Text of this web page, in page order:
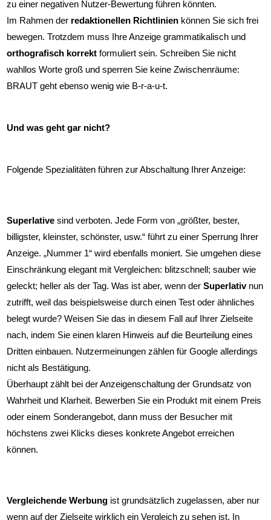
zu einer negativen Nutzer-Bewertung führen könnten.
Im Rahmen der redaktionellen Richtlinien können Sie sich frei
bewegen. Trotzdem muss Ihre Anzeige grammatikalisch und
orthografisch korrekt formuliert sein. Schreiben Sie nicht
wahllos Worte groß und sperren Sie keine Zwischenräume:
BRAUT geht ebenso wenig wie B-r-a-u-t.
Und was geht gar nicht?
Folgende Spezialitäten führen zur Abschaltung Ihrer Anzeige:
Superlative sind verboten. Jede Form von „größter, bester,
billigster, kleinster, schönster, usw.“ führt zu einer Sperrung Ihrer
Anzeige. „Nummer 1“ wird ebenfalls moniert. Sie umgehen diese
Einschränkung elegant mit Vergleichen: blitzschnell; sauber wie
geleckt; heller als der Tag. Was ist aber, wenn derSuperlativnun
zutrifft, weil das beispielsweise durch einen Test oder ähnliches
belegt wurde? Weisen Sie das in diesem Fall auf Ihrer Zielseite
nach, indem Sie einen klaren Hinweis auf die Beurteilung eines
Dritten einbauen. Nutzermeinungen zählen für Google allerdings
nicht als Bestätigung.
Überhaupt zählt bei der Anzeigenschaltung der Grundsatz von
Wahrheit und Klarheit. Bewerben Sie ein Produkt mit einem Preis
oder einem Sonderangebot, dann muss der Besucher mit
höchstens zwei Klicks dieses konkrete Angebot erreichen
können.
Vergleichende Werbung ist grundsätzlich zugelassen, aber nur
wenn auf der Zielseite wirklich ein Vergleich zu sehen ist. In